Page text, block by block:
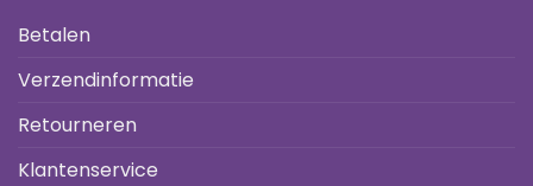
Betalen
Verzendinformatie
Retourneren
Klantenservice